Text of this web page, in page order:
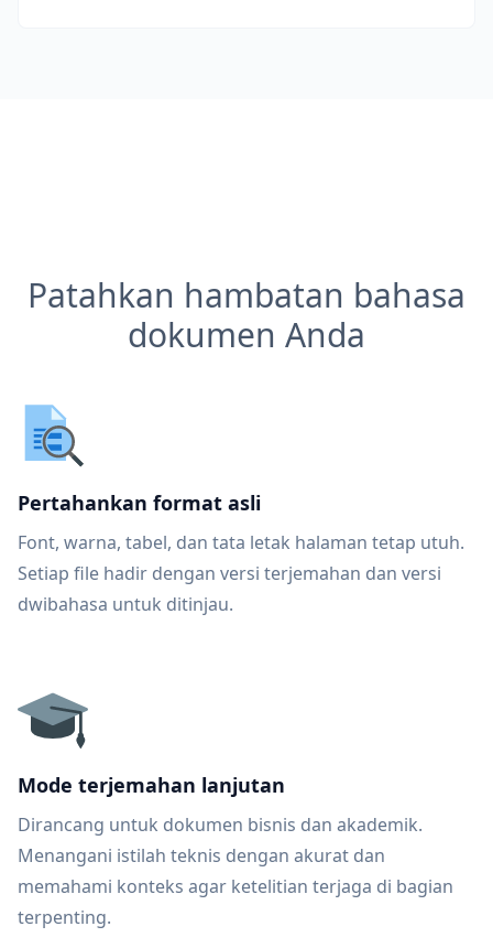
Patahkan hambatan bahasa
dokumen Anda
Pertahankan format asli
Font, warna, tabel, dan tata letak halaman tetap utuh.
Setiap file hadir dengan versi terjemahan dan versi
dwibahasa untuk ditinjau.
Mode terjemahan lanjutan
Dirancang untuk dokumen bisnis dan akademik.
Menangani istilah teknis dengan akurat dan
memahami konteks agar ketelitian terjaga di bagian
terpenting.